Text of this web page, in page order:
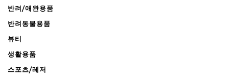
반려/애완용품
반려동물용품
뷰티
생활용품
스포츠/레저